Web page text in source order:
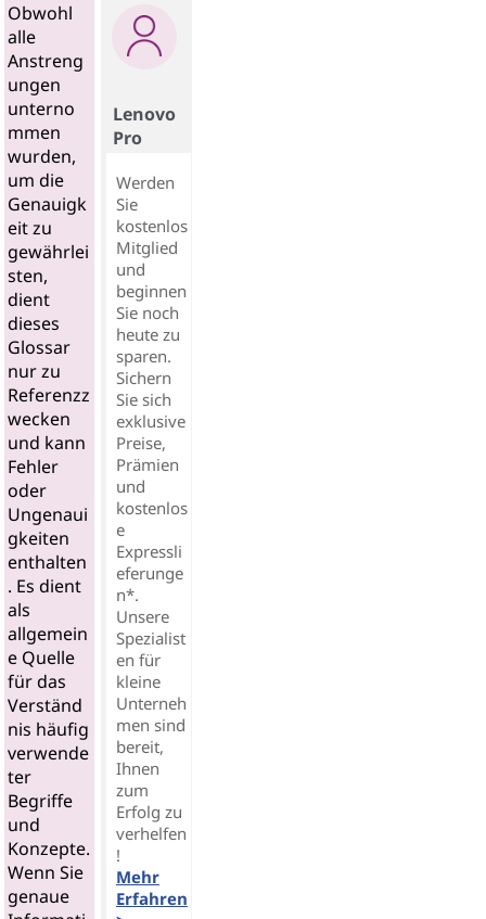
Obwohl
alle
Anstreng
ungen
unterno
mmen
wurden,
um die
Genauigk
eit zu
gewährlei
sten,
dient
dieses
Glossar
nur zu
Referenzz
wecken
und kann
Fehler
oder
Ungenaui
gkeiten
enthalten
. Es dient
als
allgemein
e Quelle
für das
Verständ
nis häufig
verwende
ter
Begriffe
und
Konzepte.
Wenn Sie
genaue
Lenovo
Pro
Werden
Sie
kostenlos
Mitglied
und
beginnen
Sie noch
heute zu
sparen.
Sichern
Sie sich
exklusive
Preise,
Prämien
und
kostenlos
e
Expressli
eferunge
n*.
Unsere
Spezialist
en für
kleine
Unterneh
men sind
bereit,
Ihnen
zum
Erfolg zu
verhelfen
!
Mehr
Erfahren